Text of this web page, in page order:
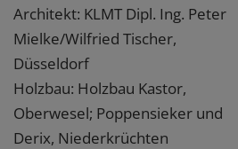
Architekt: KLMT Dipl. Ing. Peter
Mielke/Wilfried Tischer,
Düsseldorf
Holzbau: Holzbau Kastor,
Oberwesel; Poppensieker und
Derix, Niederkrüchten